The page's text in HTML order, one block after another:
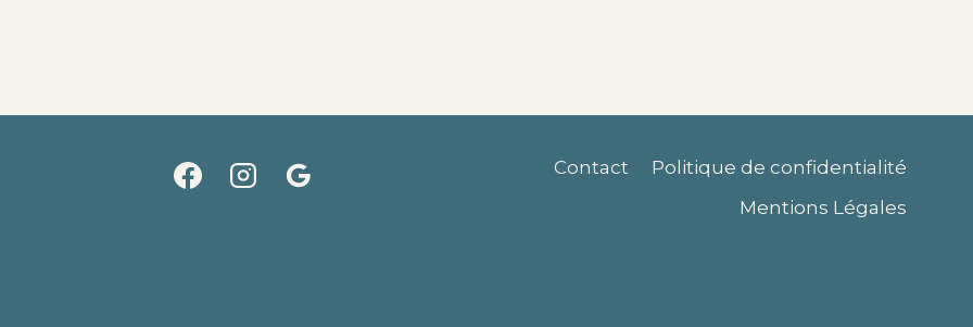
Contact
Politique de confidentialité
Mentions Légales